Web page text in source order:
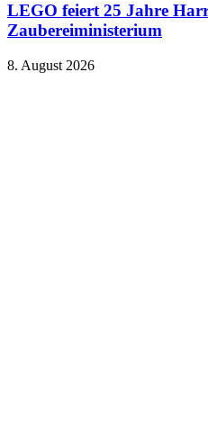
LEGO feiert 25 Jahre
Zaubereiministerium
8. August 2026